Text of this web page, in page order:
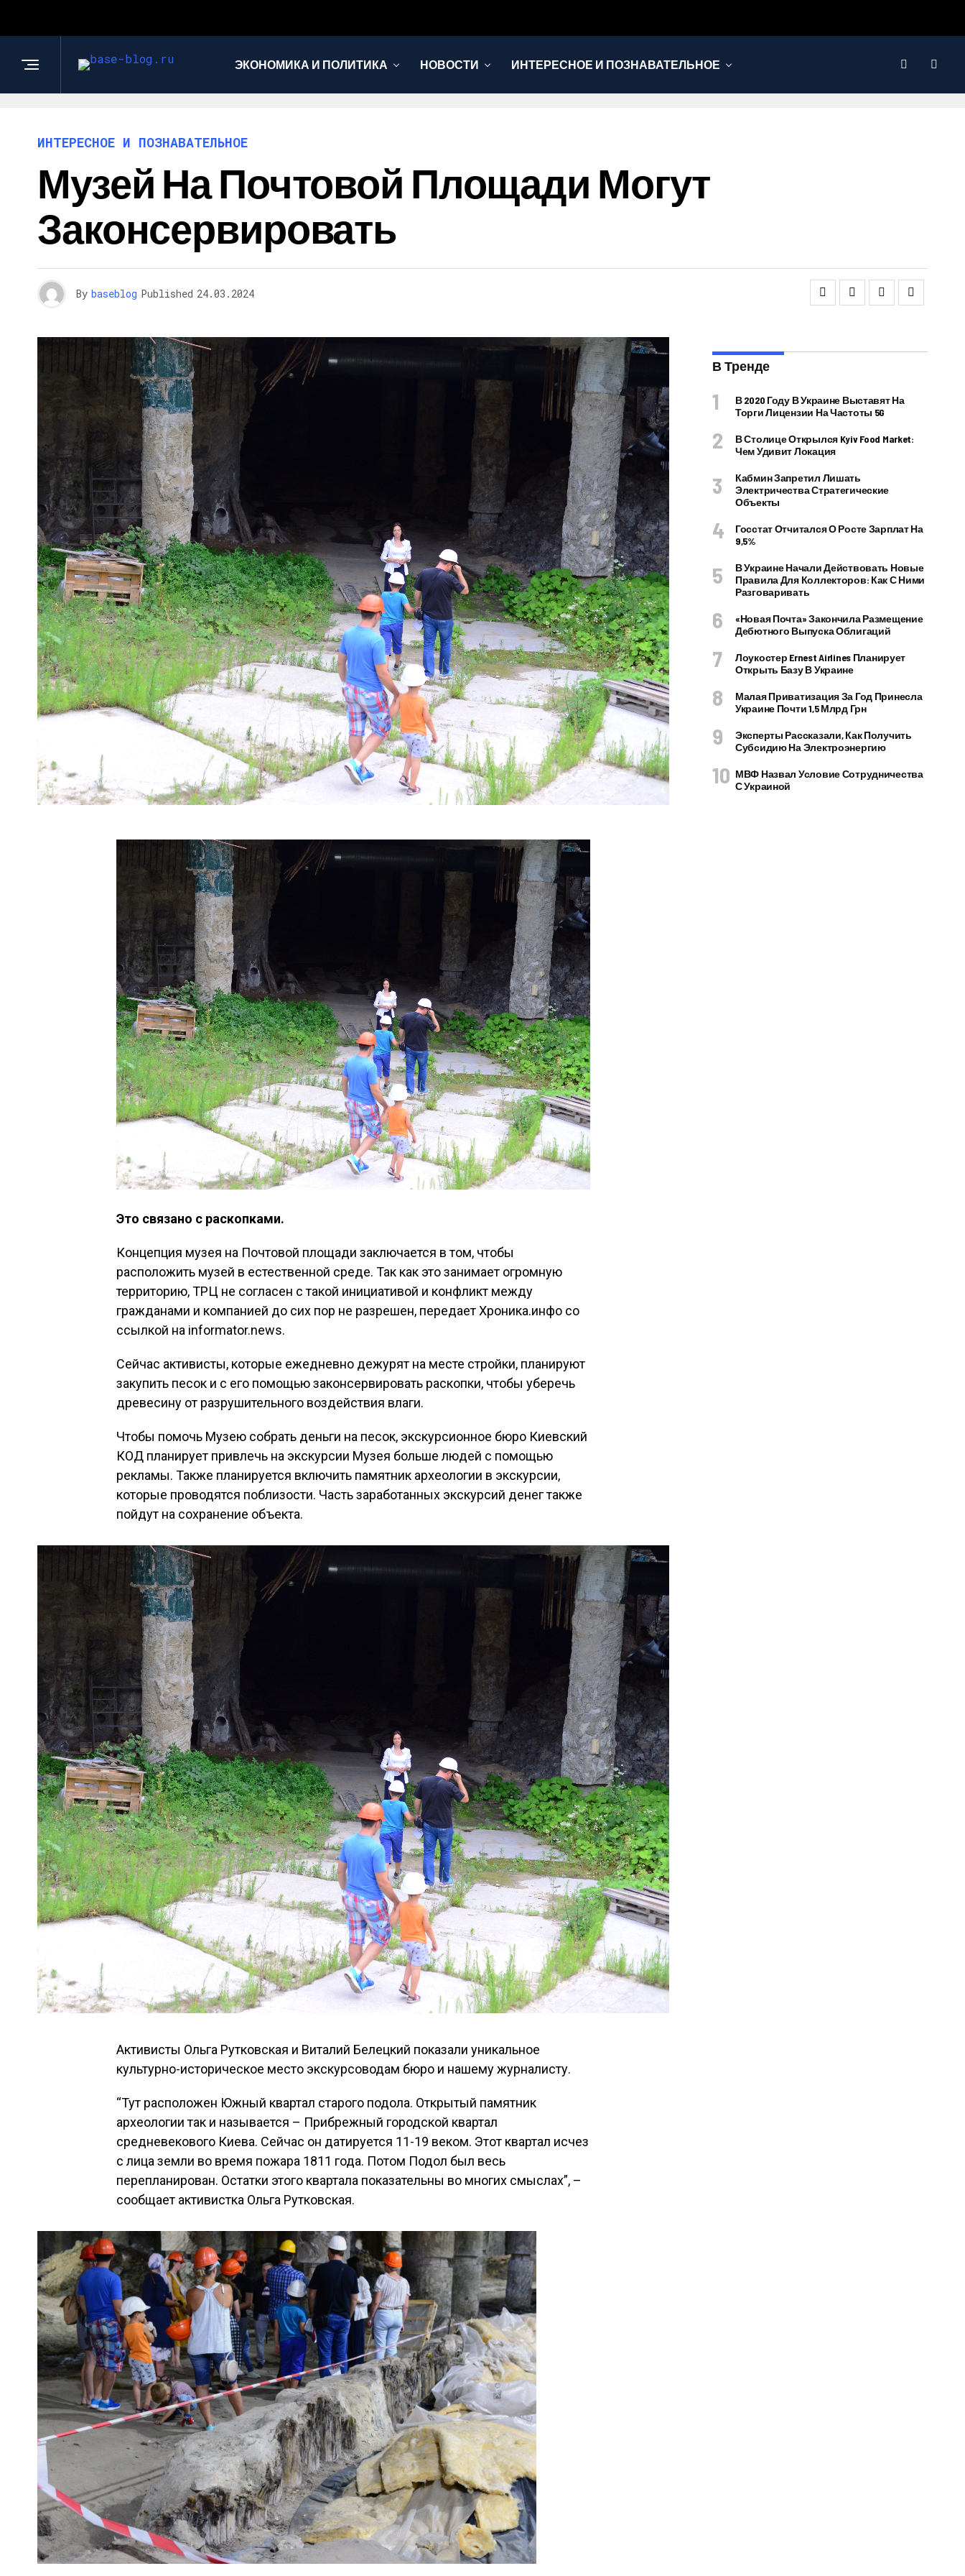
ЭКОНОМИКА И ПОЛИТИКА НОВОСТИ ИНТЕРЕСНОЕ И ПОЗНАВАТЕЛЬНОЕ
ИНТЕРЕСНОЕ И ПОЗНАВАТЕЛЬНОЕ
Музей На Почтовой Площади Могут
Законсервировать
By baseblog Published 24.03.2024
Это связано с раскопками.
Концепция музея на Почтовой площади заключается в том, чтобы
расположить музей в естественной среде. Так как это занимает огромную
территорию, ТРЦ не согласен с такой инициативой и конфликт между
гражданами и компанией до сих пор не разрешен, передает Хроника.инфо со
ссылкой на informator.news.
Сейчас активисты, которые ежедневно дежурят на месте стройки, планируют
закупить песок и с его помощью законсервировать раскопки, чтобы уберечь
древесину от разрушительного воздействия влаги.
Чтобы помочь Музею собрать деньги на песок, экскурсионное бюро Киевский
КОД планирует привлечь на экскурсии Музея больше людей с помощью
рекламы. Также планируется включить памятник археологии в экскурсии,
которые проводятся поблизости. Часть заработанных экскурсий денег также
пойдут на сохранение объекта.
Активисты Ольга Рутковская и Виталий Белецкий показали уникальное
культурно-историческое место экскурсоводам бюро и нашему журналисту.
“Тут расположен Южный квартал старого подола. Открытый памятник
археологии так и называется – Прибрежный городской квартал
средневекового Киева. Сейчас он датируется 11-19 веком. Этот квартал исчез
с лица земли во время пожара 1811 года. Потом Подол был весь
перепланирован. Остатки этого квартала показательны во многих смыслах”, –
сообщает активистка Ольга Рутковская.
В Тренде
В 2020 Году В Украине Выставят На
Торги Лицензии На Частоты 5G
В Столице Открылся Kyiv Food Market:
Чем Удивит Локация
Кабмин Запретил Лишать
Электричества Стратегические
Объекты
Госстат Отчитался О Росте Зарплат На
9,5%
В Украине Начали Действовать Новые
Правила Для Коллекторов: Как С Ними
Разговаривать
«Новая Почта» Закончила Размещение
Дебютного Выпуска Облигаций
Лоукостер Ernest Airlines Планирует
Открыть Базу В Украине
Малая Приватизация За Год Принесла
Украине Почти 1,5 Млрд Грн
Эксперты Рассказали, Как Получить
Субсидию На Электроэнергию
МВФ Назвал Условие Сотрудничества
С Украиной